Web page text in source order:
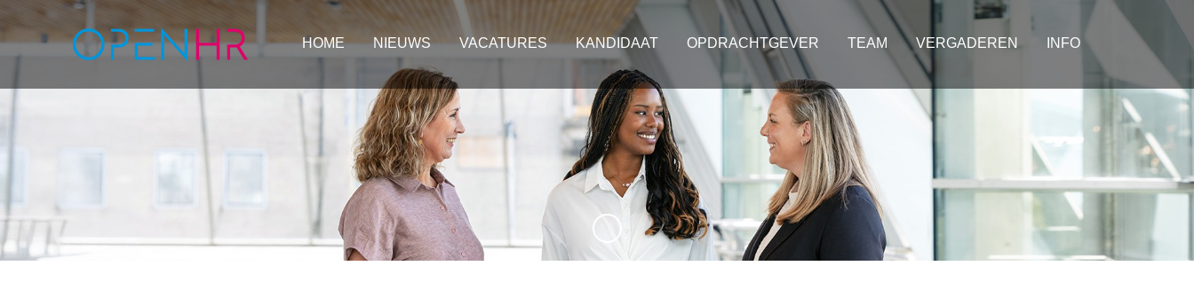
HOME NIEUWS VACATURES KANDIDAAT OPDRACHTGEVER TEAM VERGADEREN INFO